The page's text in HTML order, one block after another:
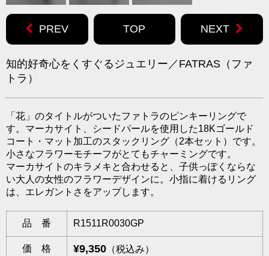
PREV TOP NEXT
知的好奇心をくすぐるジュエリー／FATRAS（ファ
トラ）
「花」のタイトルがついたファトラのピンキーリングで
す。マーカサイト、シードパールを使用した18Kゴールド
コート・マット加工のスタックリング（2本セット）です。
小さなフラワーモチーフがとてもチャーミングです。
マーカサイトのキラメキと合わせると、子供っぽくならな
い大人の女性のフラワーデザインに。小指に着けるリング
は、エレガントさをアップします。
品 番 R1511R0030GP
価 格 ¥9,350 （税込み）